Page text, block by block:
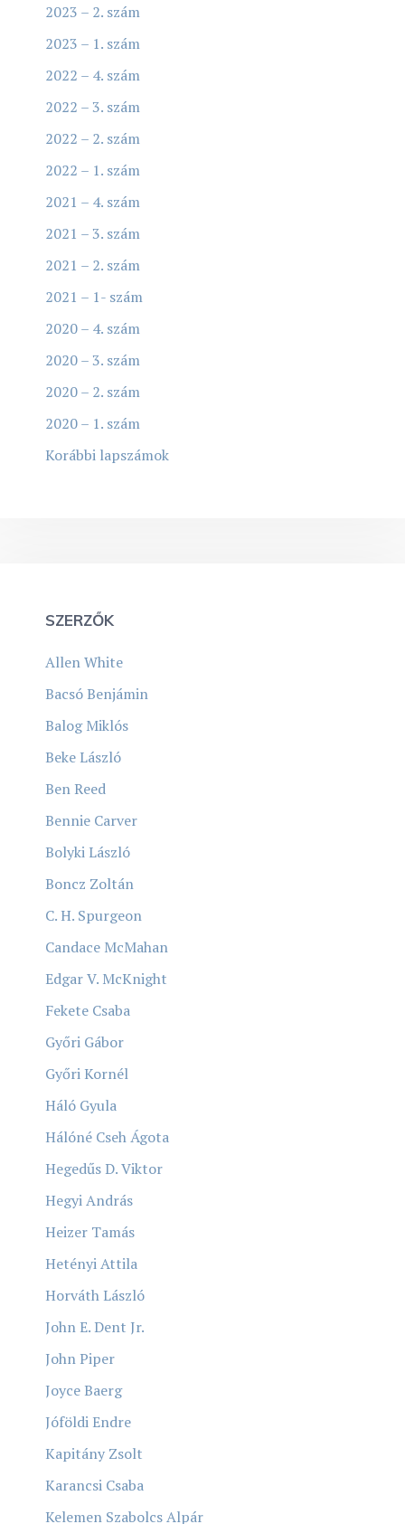
2023 – 2. szám
2023 – 1. szám
2022 – 4. szám
2022 – 3. szám
2022 – 2. szám
2022 – 1. szám
2021 – 4. szám
2021 – 3. szám
2021 – 2. szám
2021 – 1- szám
2020 – 4. szám
2020 – 3. szám
2020 – 2. szám
2020 – 1. szám
Korábbi lapszámok
SZERZŐK
Allen White
Bacsó Benjámin
Balog Miklós
Beke László
Ben Reed
Bennie Carver
Bolyki László
Boncz Zoltán
C. H. Spurgeon
Candace McMahan
Edgar V. McKnight
Fekete Csaba
Győri Gábor
Győri Kornél
Háló Gyula
Hálóné Cseh Ágota
Hegedűs D. Viktor
Hegyi András
Heizer Tamás
Hetényi Attila
Horváth László
John E. Dent Jr.
John Piper
Joyce Baerg
Jóföldi Endre
Kapitány Zsolt
Karancsi Csaba
Kelemen Szabolcs Alpár